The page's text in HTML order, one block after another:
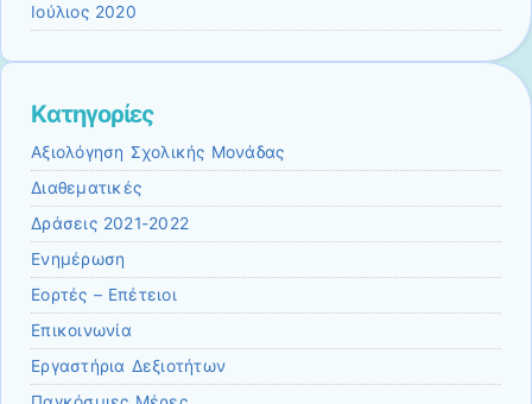
Ιούλιος 2020
Kατηγορίες
Αξιολόγηση Σχολικής Μονάδας
Διαθεματικές
Δράσεις 2021-2022
Ενημέρωση
Εορτές – Επέτειοι
Επικοινωνία
Εργαστήρια Δεξιοτήτων